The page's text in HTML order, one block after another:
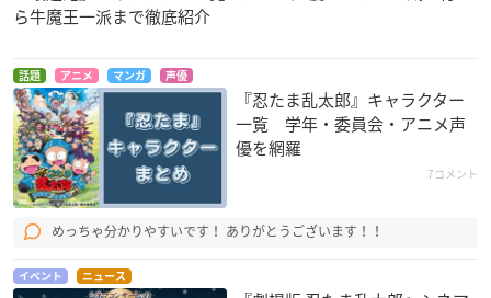
agement～
御中広人 パパおさむ
GUNSLINGER GIRL
ら牛魔王一派まで徹底紹介
話題 アニメ マンガ 声優
『忍たま乱太郎』キャラクター
一覧 学年・委員会・アニメ声
優を網羅
7コメント
めっちゃ分かりやすいです！ ありがとうございます！！
イベント ニュース